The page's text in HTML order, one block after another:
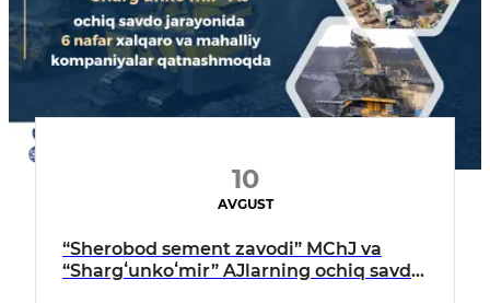
10
AVGUST
“Sherobod sement zavodi” MChJ va
“Shargʻunkoʻmir” AJlarning ochiq savdo